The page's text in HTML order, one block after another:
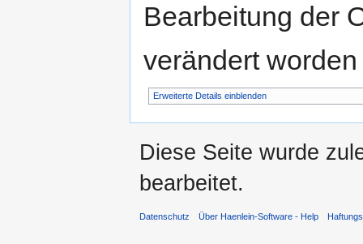
Bearbeitung der
verändert
Erweiterte Details einblenden
Diese Seite wurde
bearbeitet.
Datenschutz Über Haenlein-Software - Help